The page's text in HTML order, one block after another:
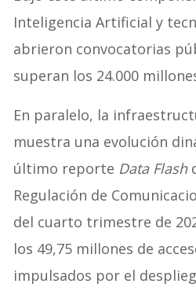
Inteligencia Artificial y
abrieron convocatorias
superan los 24.000
En paralelo, la
muestra una evolución
último reporte Data Flash
Regulación de
del cuarto trimestre de
los 49,75 millones de
impulsados por el